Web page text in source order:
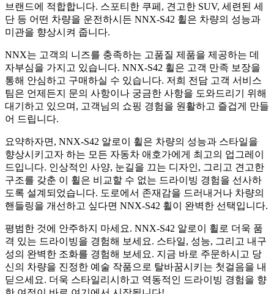
브랜드에 적합합니다. 스포티한 쿠페, 견고한 SUV, 세련된 세
단 등 어떤 차량을 운전하시든 NNX-S42 휠은 차량의 성능과
미관을 향상시켜 줍니다.
NNX는 고객의 니즈를 충족하는 고품질 제품을 제공하는 데
자부심을 가지고 있습니다. NNX-S42 휠은 고객 만족 보장을
통해 안심하고 구매하실 수 있습니다. 저희 전담 고객 서비스
팀은 언제든지 문의 사항이나 궁금한 사항을 도와드리기 위해
대기하고 있으며, 고객님의 쇼핑 경험을 원활하고 즐겁게 만들
어 드립니다.
요약하자면, NNX-S42 알로이 휠은 차량의 성능과 스타일을
향상시키고자 하는 모든 자동차 애호가에게 최고의 업그레이
드입니다. 인상적인 사양, 눈길을 끄는 디자인, 그리고 견고한
구조를 갖춘 이 휠은 비교할 수 없는 드라이빙 경험을 선사하
도록 설계되었습니다. 도로에서 존재감을 드러내거나 차량의
핸들링을 개선하고 싶다면 NNX-S42 휠이 완벽한 선택입니다.
평범한 것에 안주하지 마세요. NNX-S42 알로이 휠로 더욱 품
격 있는 드라이빙을 경험해 보세요. 스타일, 성능, 그리고 내구
성의 완벽한 조화를 경험해 보세요. 지금 바로 주문하시고 당
신의 차량을 진정한 예술 작품으로 탈바꿈시키는 첫걸음을 내
딛으세요. 더욱 스타일리시하고 역동적인 드라이빙 경험을 향